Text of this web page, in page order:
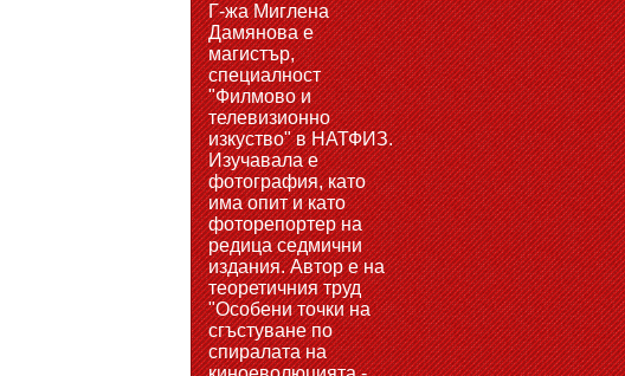
Г-жа Миглена
Дамянова е
магистър,
специалност
"Филмово и
телевизионно
изкуство" в НАТФИЗ.
Изучавала е
фотография, като
има опит и като
фоторепортер на
редица седмични
издания. Автор е на
теоретичния труд
"Особени точки на
сгъстуване по
спиралата на